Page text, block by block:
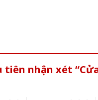
nhận xét